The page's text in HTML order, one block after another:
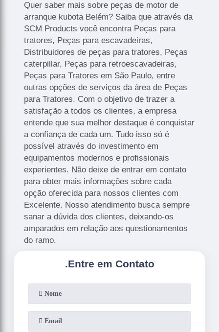
Quer saber mais sobre peças de motor de
arranque kubota Belém? Saiba que através da
SCM Products você encontra Peças para
tratores, Peças para escavadeiras,
Distribuidores de peças para tratores, Peças
caterpillar, Peças para retroescavadeiras,
Peças para Tratores em São Paulo, entre
outras opções de serviços da área de Peças
para Tratores. Com o objetivo de trazer a
satisfação a todos os clientes, a empresa
entende que sua melhor destaque é conquistar
a confiança de cada um. Tudo isso só é
possível através do investimento em
equipamentos modernos e profissionais
experientes. Não deixe de entrar em contato
para obter mais informações sobre cada
opção oferecida para nossos clientes com
Excelente. Nosso atendimento busca sempre
sanar a dúvida dos clientes, deixando-os
amparados em relação aos questionamentos
do ramo.
.Entre em Contato